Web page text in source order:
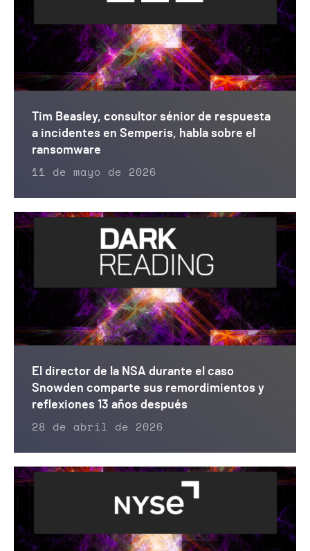
Tim Beasley, consultor sénior de respuesta
a incidentes en Semperis, habla sobre el
ransomware
11 de mayo de 2026
El director de la NSA durante el caso
Snowden comparte sus remordimientos y
reflexiones 13 años después
28 de abril de 2026